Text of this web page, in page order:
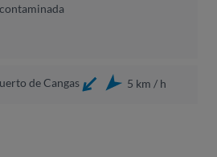
de Cangas 5 km / h